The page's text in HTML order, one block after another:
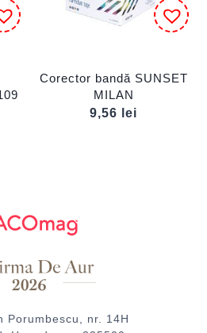
Corector bandă SUNSET
MILAN
9,56
lei
Porumbescu, nr. 14H